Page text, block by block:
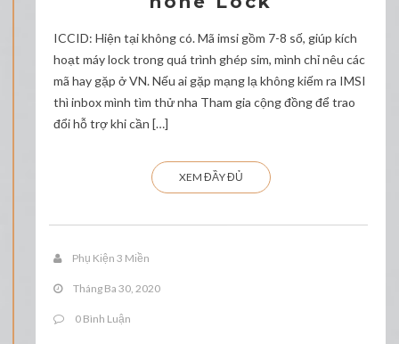
ICCID: Hiện tại không có. Mã imsi gồm 7-8 số, giúp kích
hoạt máy lock trong quá trình ghép sim, mình chỉ nêu các
mã hay gặp ở VN. Nếu ai gặp mạng lạ không kiếm ra IMSI
thì inbox mình tìm thử nha Tham gia cộng đồng để trao
đổi hỗ trợ khi cần […]
XEM ĐẦY ĐỦ
Phụ Kiện 3 Miền
Tháng Ba 30, 2020
0 Bình Luận